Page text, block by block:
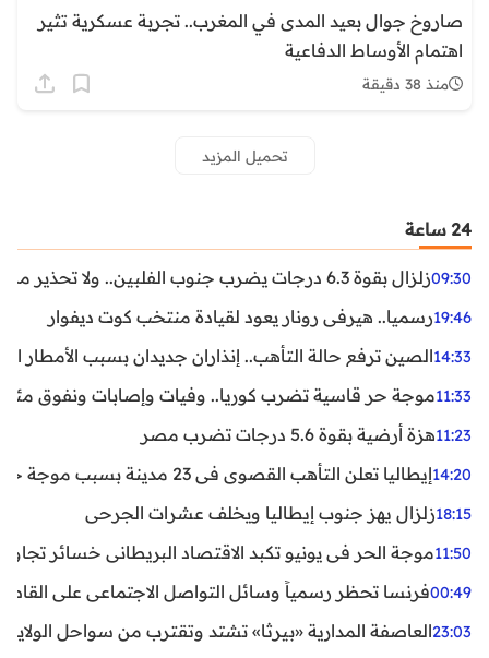
صاروخ جوال بعيد المدى في المغرب.. تجربة عسكرية تثير
اهتمام الأوساط الدفاعية
منذ 38 دقيقة
تحميل المزيد
24 ساعة
09:30زلزال بقوة 6.3 درجات يضرب جنوب الفلبين.. ولا تحذير من تسونامي حتى الآن
19:46رسميا.. هيرفي رونار يعود لقيادة منتخب كوت ديفوار
14:33الصين ترفع حالة التأهب.. إنذاران جديدان بسبب الأمطار
11:33موجة حر قاسية تضرب كوريا.. وفيات وإصابات ونفوق مئات
11:23هزة أرضية بقوة 5.6 درجات تضرب مصر
14:20إيطاليا تعلن التأهب القصوى في 23 مدينة بسبب موجة حر شديدة
18:15زلزال يهز جنوب إيطاليا ويخلف عشرات الجرحى
11:50موجة الحر في يونيو تكبد الاقتصاد البريطاني خسائر تجاوزت 1.5 مليار
00:49فرنسا تحظر رسمياً وسائل التواصل الاجتماعي على القاصرين
23:03العاصفة المدارية «بيرثا» تشتد وتقترب من سواحل